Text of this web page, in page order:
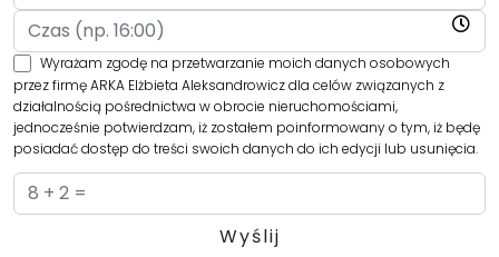
Wyrażam zgodę na przetwarzanie moich danych osobowych
przez firmę ARKA Elżbieta Aleksandrowicz dla celów związanych z
działalnością pośrednictwa w obrocie nieruchomościami,
jednocześnie potwierdzam, iż zostałem poinformowany o tym, iż będę
posiadać dostęp do treści swoich danych do ich edycji lub usunięcia.